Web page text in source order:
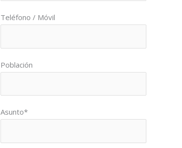
Teléfono / Móvil
Población
Asunto*